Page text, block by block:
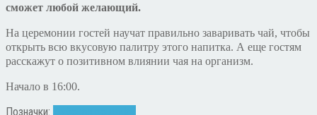
сможет любой желающий.
На церемонии гостей научат правильно заваривать чай, чтобы
открыть всю вкусовую палитру этого напитка. А еще гостям
расскажут о позитивном влиянии чая на организм.
Начало в 16:00.
Позначки: